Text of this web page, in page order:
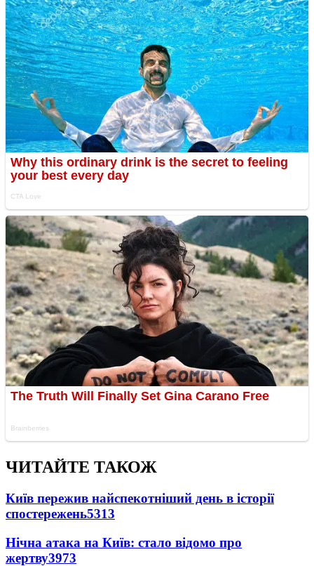
ЧИТАЙТЕ ТАКОЖ
Київ пережив найспекотніший день в історії
спостережень5313
Нічна атака на Київ: стало відомо про
жертву3973